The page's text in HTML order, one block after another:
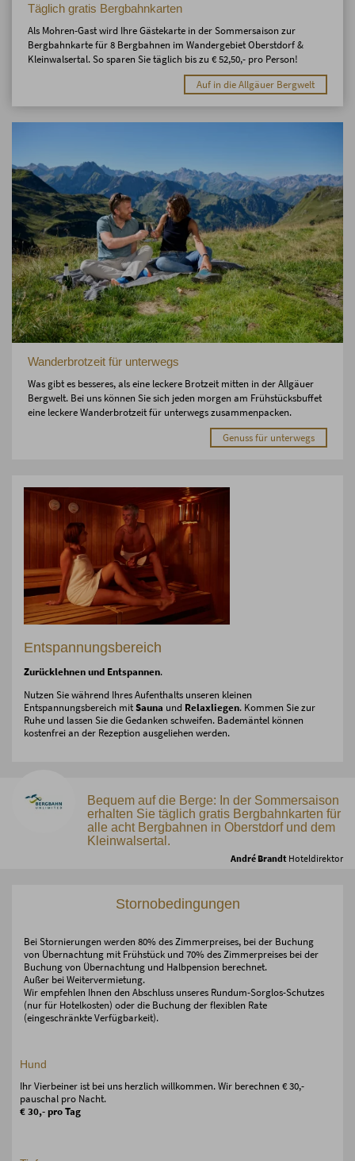
Täglich gratis Bergbahnkarten
Als Mohren-Gast wird Ihre Gästekarte in der Sommersaison zur
Bergbahnkarte für 8 Bergbahnen im Wandergebiet Oberstdorf &
Kleinwalsertal. So sparen Sie täglich bis zu € 52,50,- pro Person!
Auf in die Allgäuer Bergwelt
Wanderbrotzeit für unterwegs
Was gibt es besseres, als eine leckere Brotzeit mitten in der Allgäuer
Bergwelt. Bei uns können Sie sich jeden morgen am Frühstücksbuffet
eine leckere Wanderbrotzeit für unterwegs zusammenpacken.
Genuss für unterwegs
Entspannungsbereich
Zurücklehnen und Entspannen.
Nutzen Sie während Ihres Aufenthalts unseren kleinen
Entspannungsbereich mitSauna und Relaxliegen. Kommen Sie zur
Ruhe und lassen Sie die Gedanken schweifen. Bademäntel können
kostenfrei an der Rezeption ausgeliehen werden.
Bequem auf die Berge: In der Sommersaison
erhalten Sie täglich gratis Bergbahnkarten für
alle acht Bergbahnen in Oberstdorf und dem
Kleinwalsertal.
André Brandt Hoteldirektor
Stornobedingungen
Bei Stornierungen werden 80% des Zimmerpreises, bei der Buchung
von Übernachtung mit Frühstück und 70% des Zimmerpreises bei der
Buchung von Übernachtung und Halbpension berechnet.
Außer bei Weitervermietung.
Wir empfehlen Ihnen den Abschluss unseres Rundum-Sorglos-Schutzes
(nur für Hotelkosten) oder die Buchung der flexiblen Rate
(eingeschränkte Verfügbarkeit).
Hund
Ihr Vierbeiner ist bei uns herzlich willkommen. Wir berechnen € 30,-
pauschal pro Nacht.
€ 30,- pro Tag